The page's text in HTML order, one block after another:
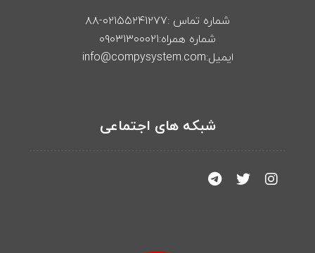
شماره تماس :۰۲۱۵۵۲۴۱۲۷۷-۸۸
شماره همراه:۰۹۰۳۱۳۰۰۰۲۱
ایمیل:info@compysystem.com
شبکه های اجتماعی